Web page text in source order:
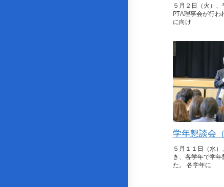
５月２日（火）
PTA理事会が行わ
に向け
学年懇談会
５月１１日（水
き、各学年で学
た。 各学年に